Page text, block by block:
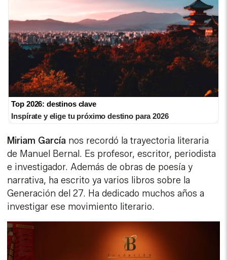
Top 2026: destinos clave
Inspírate y elige tu próximo destino para 2026
Miriam García nos recordó la trayectoria literaria
de Manuel Bernal. Es profesor, escritor, periodista
e investigador. Además de obras de poesía y
narrativa, ha escrito ya varios libros sobre la
Generación del 27. Ha dedicado muchos años a
investigar ese movimiento literario.